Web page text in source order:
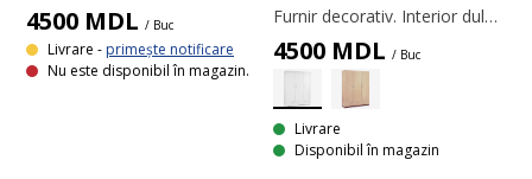
4500 MDL / Buc
Livrare - primește notificare
Nu este disponibil în magazin.
Furnir decorativ. Interior dulap: 4 rafturi și 1 bară pentru umerașe. 144x200x50 cm
4500 MDL / Buc
Livrare
Disponibil în magazin